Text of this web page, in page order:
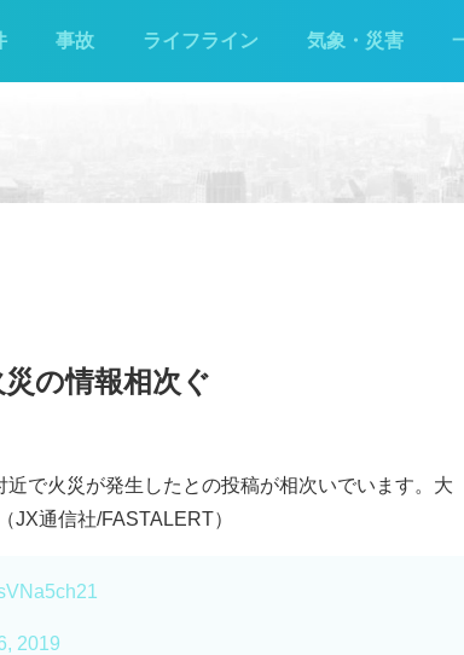
事故 ライフライン 気象・災害
の情報相次ぐ
で火災が発生したとの投稿が相次いでいます。大
JX通信社/FASTALERT）
2019